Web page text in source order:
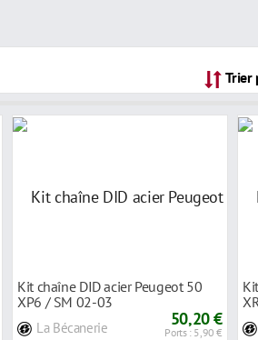
Trier
Kit chaîne DID acier Peugeot 50
XP6 / SM 02-03
La Bécanerie 50,20 €
Ports : 5,90 €